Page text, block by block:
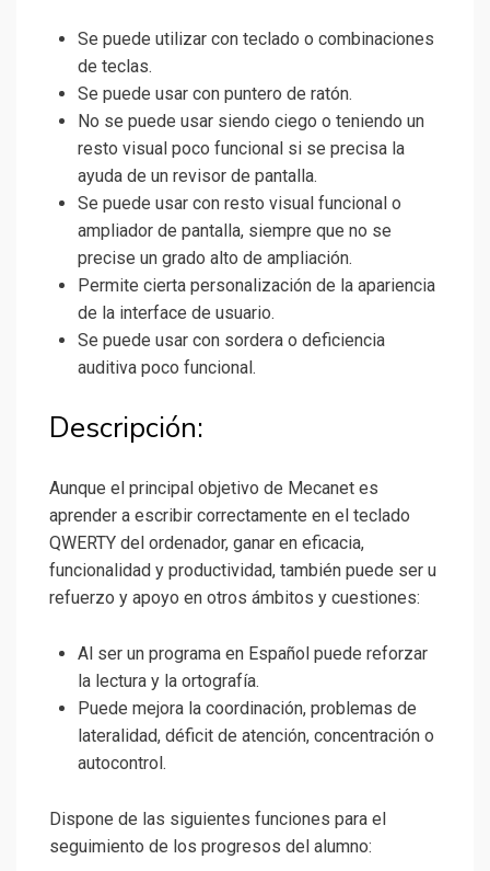
Se puede utilizar con teclado o combinaciones
de teclas.
Se puede usar con puntero de ratón.
No se puede usar siendo ciego o teniendo un
resto visual poco funcional si se precisa la
ayuda de un revisor de pantalla.
Se puede usar con resto visual funcional o
ampliador de pantalla, siempre que no se
precise un grado alto de ampliación.
Permite cierta personalización de la apariencia
de la interface de usuario.
Se puede usar con sordera o deficiencia
auditiva poco funcional.
Descripción:
Aunque el principal objetivo de Mecanet es
aprender a escribir correctamente en el teclado
QWERTY del ordenador, ganar en eficacia,
funcionalidad y productividad, también puede ser u
refuerzo y apoyo en otros ámbitos y cuestiones:
Al ser un programa en Español puede reforzar
la lectura y la ortografía.
Puede mejora la coordinación, problemas de
lateralidad, déficit de atención, concentración o
autocontrol.
Dispone de las siguientes funciones para el
seguimiento de los progresos del alumno: